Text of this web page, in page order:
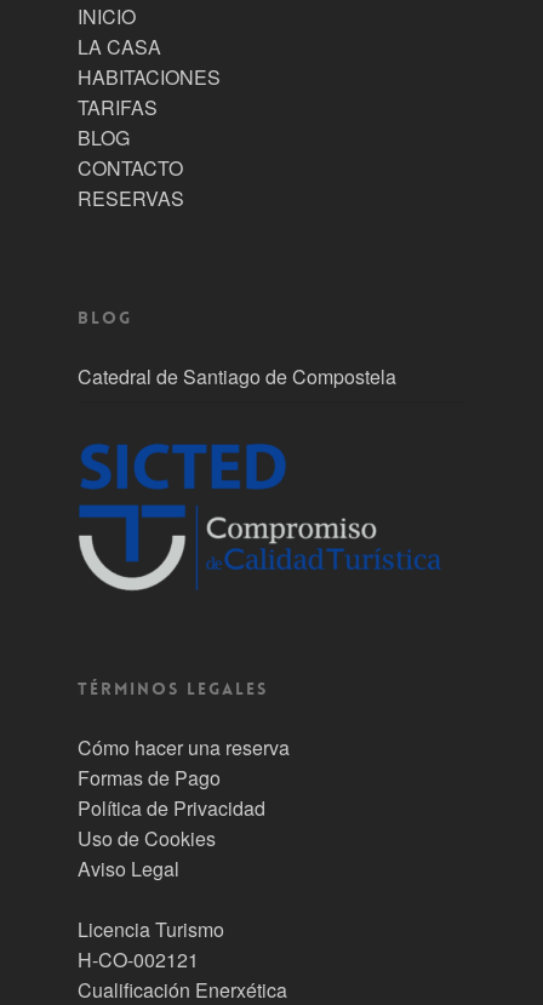
INICIO
LA CASA
HABITACIONES
TARIFAS
BLOG
CONTACTO
RESERVAS
Blog
Catedral de Santiago de Compostela
Términos Legales
Cómo hacer una reserva
Formas de Pago
Política de Privacidad
Uso de Cookies
Aviso Legal
Licencia Turismo
H-CO-002121
Cualificación Enerxética